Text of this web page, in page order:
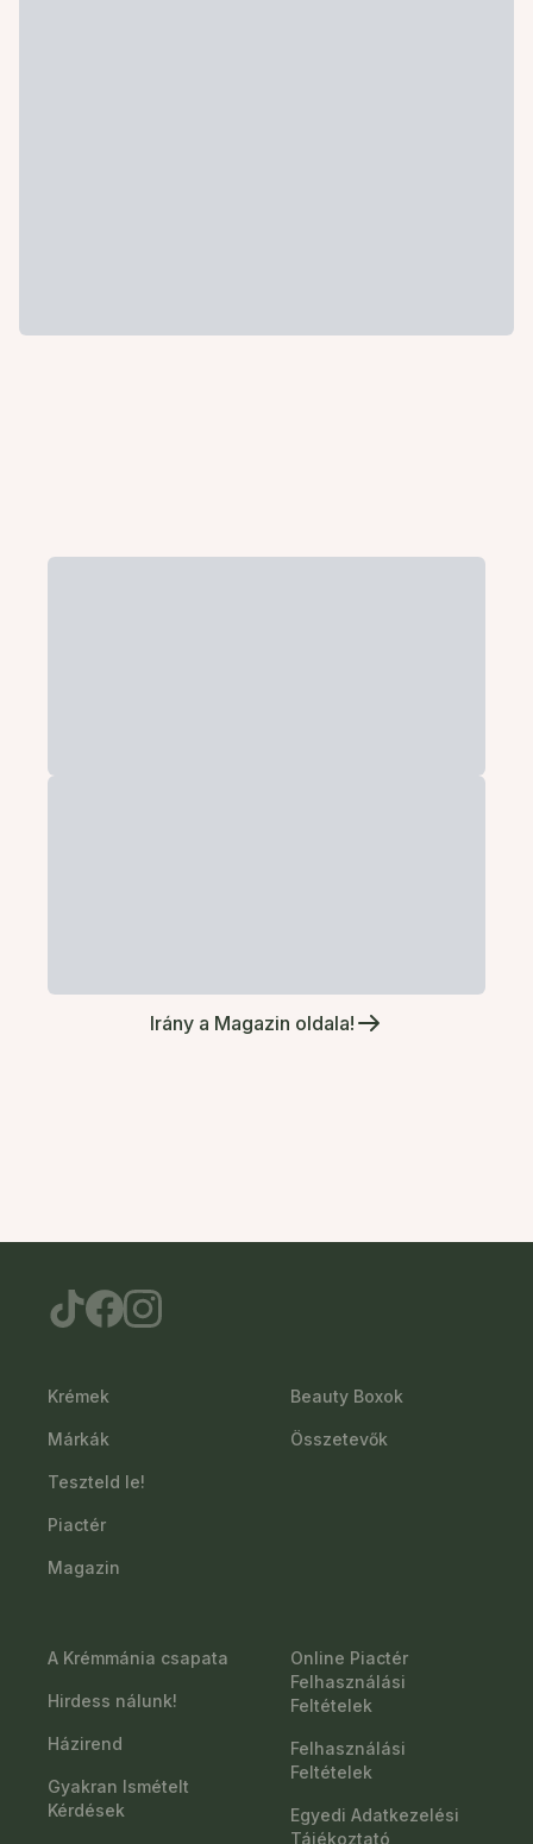
Irány a Magazin oldala!
Krémek
Márkák
Teszteld le!
Piactér
Magazin
Beauty Boxok
Összetevők
A Krémmánia csapata
Hirdess nálunk!
Házirend
Gyakran Ismételt
Kérdések
Online Piactér
Felhasználási
Feltételek
Felhasználási
Feltételek
Egyedi Adatkezelési
Tájékoztató